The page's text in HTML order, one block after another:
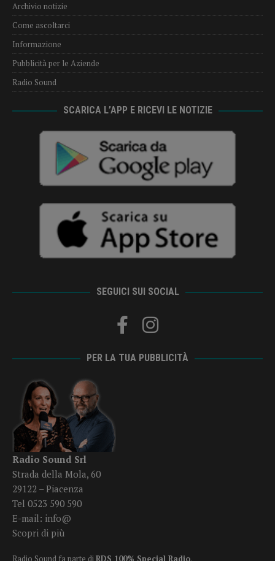
Archivio notizie
Come ascoltarci
Informazione
Pubblicità per le Aziende
Radio Sound
SCARICA L’APP E RICEVI LE NOTIZIE
SEGUICI SUI SOCIAL
PER LA TUA PUBBLICITÀ
Radio Sound Srl
Strada della Mola, 60
29122 – Piacenza
Tel 0523 590 590
E-mail: info@
Scopri di più
Radio Sound fa parte di RDS 100% Special Radio.